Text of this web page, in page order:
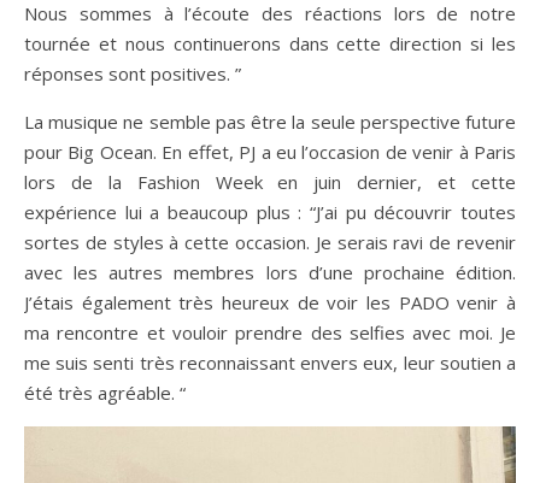
Nous sommes à l’écoute des réactions lors de notre
tournée et nous continuerons dans cette direction si les
réponses sont positives. ”
La musique ne semble pas être la seule perspective future
pour Big Ocean. En effet, PJ a eu l’occasion de venir à Paris
lors de la Fashion Week en juin dernier, et cette
expérience lui a beaucoup plus : “J’ai pu découvrir toutes
sortes de styles à cette occasion. Je serais ravi de revenir
avec les autres membres lors d’une prochaine édition.
J’étais également très heureux de voir les PADO venir à
ma rencontre et vouloir prendre des selfies avec moi. Je
me suis senti très reconnaissant envers eux, leur soutien a
été très agréable. “